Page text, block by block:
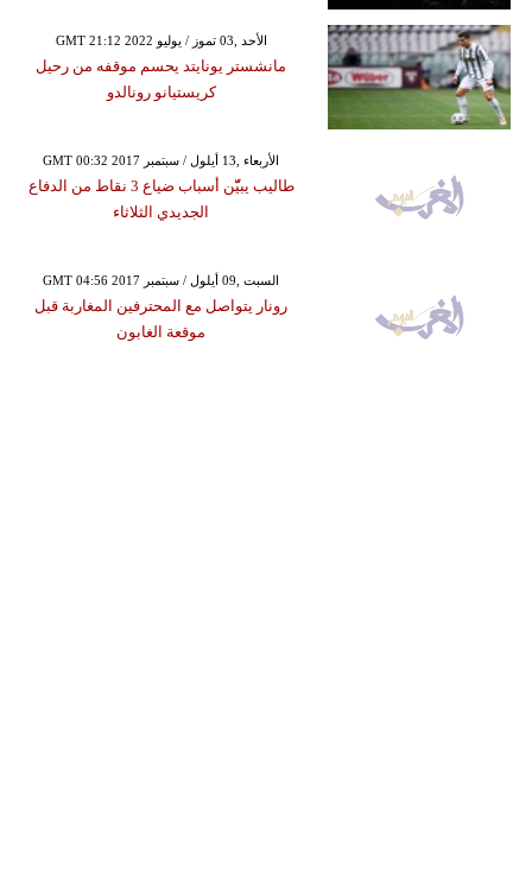
GMT 21:12 2022 الأحد ,03 تموز / يوليو
مانشستر يونايتد يحسم موقفه من رحيل
كريستيانو رونالدو
GMT 00:32 2017 الأربعاء ,13 أيلول / سبتمبر
طاليب يبيّّن أسباب ضياع 3 نقاط من الدفاع
الجديدي الثلاثاء
GMT 04:56 2017 السبت ,09 أيلول / سبتمبر
رونار يتواصل مع المحترفين المغاربة قبل
موقعة الغابون